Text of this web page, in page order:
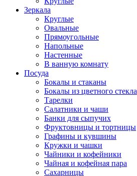
Зеркала
Круглые
Овальные
Прямоугольные
Напольные
Настенные
В ванную комнату
Посуда
Бокалы и стаканы
Бокалы из цветного стекла
Тарелки
Салатники и чаши
Банки для сыпучих
Фруктовницы и тортницы
Графины и кувшины
Кружки и чашки
Чайники и кофейники
Чайная и кофейная пара
Сахарницы